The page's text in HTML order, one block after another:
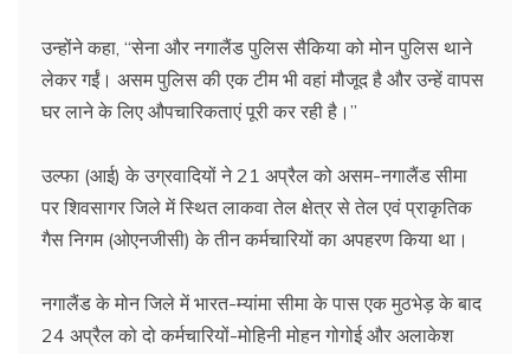
उन्होंने कहा, ‘‘सेना और नगालैंड पुलिस सैकिया को मोन पुलिस थाने
लेकर गईं। असम पुलिस की एक टीम भी वहां मौजूद है और उन्हें वापस
घर लाने के लिए औपचारिकताएं पूरी कर रही है।’’
उल्फा (आई) के उग्रवादियों ने 21 अप्रैल को असम-नगालैंड सीमा
पर शिवसागर जिले में स्थित लाकवा तेल क्षेत्र से तेल एवं प्राकृतिक
गैस निगम (ओएनजीसी) के तीन कर्मचारियों का अपहरण किया था।
नगालैंड के मोन जिले में भारत-म्यांमा सीमा के पास एक मुठभेड़ के बाद
24 अप्रैल को दो कर्मचारियों-मोहिनी मोहन गोगोई और अलाकेश